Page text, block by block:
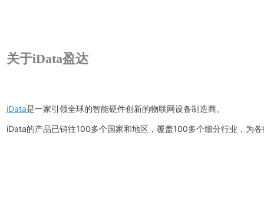
关于iData盈达
iData是一家引领全球的智能硬件创新的物联网设备制造商。
iData的产品已销往100多个国家和地区，覆盖100多个细分行业，为